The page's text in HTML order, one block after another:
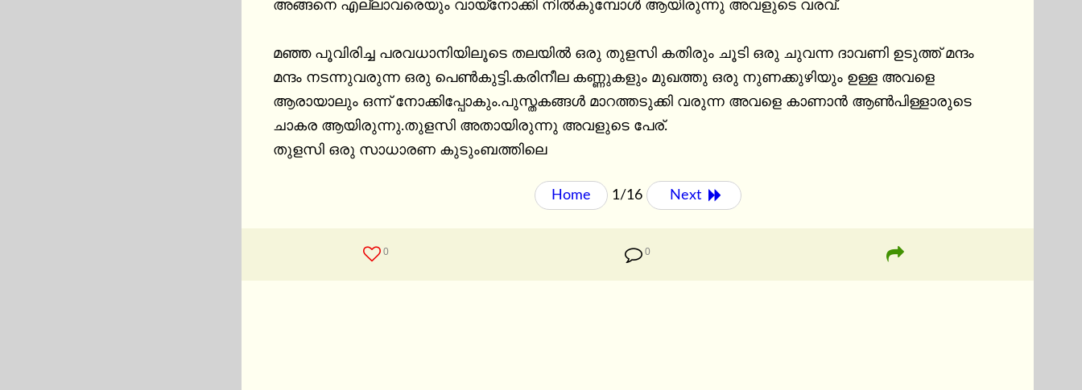
അങ്ങനെ എല്ലാവരെയും വായ്നോക്കി നിൽകുമ്പോൾ ആയിരുന്നു അവളുടെ വരവ്.
മഞ്ഞ പൂവിരിച്ച പരവധാനിയിലൂടെ തലയിൽ ഒരു തുളസി കതിരും ചൂടി ഒരു ചുവന്ന ദാവണി ഉടുത്ത് മന്ദം
മന്ദം നടന്നുവരുന്ന ഒരു പെൺകുട്ടി.കരിനീല കണ്ണുകളും മുഖത്തു ഒരു നുണക്കുഴിയും ഉള്ള അവളെ
ആരായാലും ഒന്ന് നോക്കിപ്പോകും.പുസ്തകങ്ങൾ മാറത്തടുക്കി വരുന്ന അവളെ കാണാൻ ആൺപിള്ളാരുടെ
ചാകര ആയിരുന്നു.തുളസി അതായിരുന്നു അവളുടെ പേര്.
തുളസി ഒരു സാധാരണ കുടുംബത്തിലെ
Home 1/16 Next
0 0